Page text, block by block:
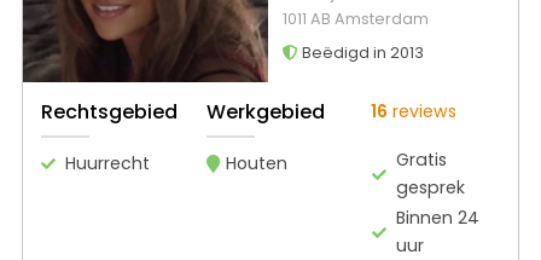
1011 AB Amsterdam
Beëdigd in 2013
Rechtsgebied
Huurrecht
Werkgebied
Houten
16 reviews
Gratis
gesprek
Binnen 24
uur